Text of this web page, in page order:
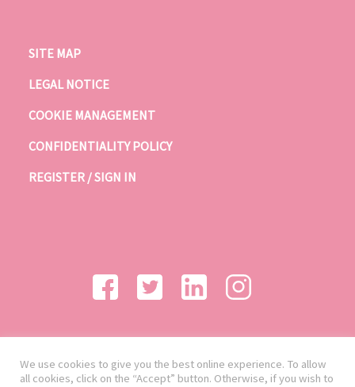
SITE MAP
LEGAL NOTICE
COOKIE MANAGEMENT
CONFIDENTIALITY POLICY
REGISTER / SIGN IN
We use cookies to give you the best online experience. To allow
all cookies, click on the “Accept” button. Otherwise, if you wish to